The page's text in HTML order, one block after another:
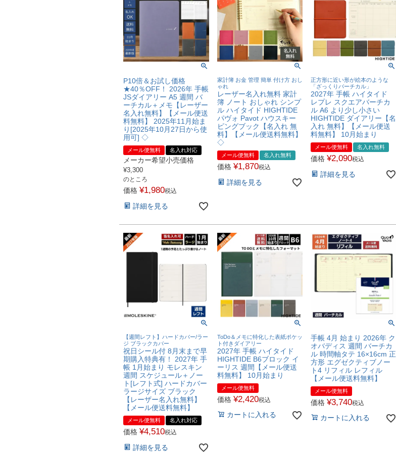
P10倍＆お試し価格
★40％OFF！ 2026年 手帳
JSダイアリー A5 週間 バ
ーチカル＋メモ【レーザー
名入れ無料】【メール便送
料無料】 2025年11月始ま
り[2025年10月27日から使
用可] ◇
メール便無料 名入れ対応
メーカー希望小売価格
¥3,300
のところ
価格 ¥1,980税込
詳細を見る
家計簿 お金 管理 簡単 付け方 おし
ゃれ
レーザー名入れ無料 家計
簿 ノート おしゃれ シンプ
ル ハイタイド HIGHTIDE
パヴォ Pavot ハウスキー
ピングブック【名入れ 無
料】【メール便送料無料】
◇
メール便無料 名入れ無料
価格 ¥1,870税込
詳細を見る
正方形に近い形が絵本のような
「ざっくりバーチカル」
2027年 手帳 ハイタイド
レプレ スクエアバーチカ
ル A6 より少し小さい
HIGHTIDE ダイアリー【名
入れ 無料】【メール便送
料無料】 10月始まり
メール便無料 名入れ無料
価格 ¥2,090税込
詳細を見る
【週間レフト】ハードカバー/ラー
ジ ブラックカバー
祝日シール付 8月末まで早
期購入特典有！ 2027年 手
帳 1月始まり モレスキン
週間 スケジュール＋ノー
ト[レフト式] ハードカバー
ラージサイズ ブラック
【レーザー名入れ無料】
【メール便送料無料】
メール便無料 名入れ対応
価格 ¥4,510税込
詳細を見る
ToDo＆メモに特化した表紙ポケッ
ト付きダイアリー
2027年 手帳 ハイタイド
HIGHTIDE B6ブロック イ
ーリス 週間【メール便送
料無料】 10月始まり
メール便無料
価格 ¥2,420税込
カートに入れる
手帳 4月 始まり 2026年 ク
オバディス 週間 バーチカ
ル 時間軸タテ 16×16cm 正
方形 エグゼクティブノー
ト4 リフィル レフィル
【メール便送料無料】
メール便無料
価格 ¥3,740税込
カートに入れる